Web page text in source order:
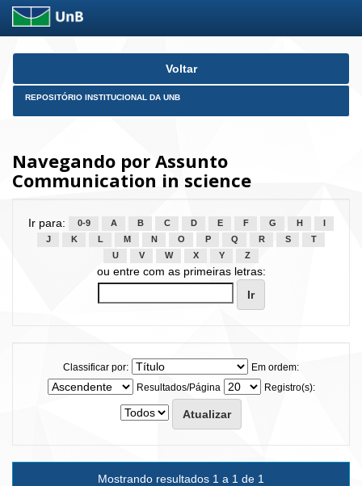
Skip
Voltar
REPOSITÓRIO INSTITUCIONAL DA UNB
Navegando por Assunto
Communication in science
Ir para: 0-9 A B C D E F G H
J
K L M N O P Q R S
T
U
V W X Y Z
ou entre com as primeiras letras:
Classificar por:
Em ordem:
Resultados/Página
Registro(s):
Mostrando resultados 1 a 1 de 1